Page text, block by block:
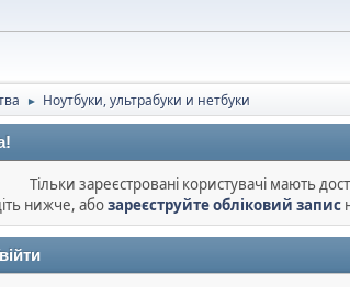
► Ноутбуки, ультрабуки и нетбуки
Тільки зареєстровані користувачі мають
нижче, абозареєструйте обліковий запис